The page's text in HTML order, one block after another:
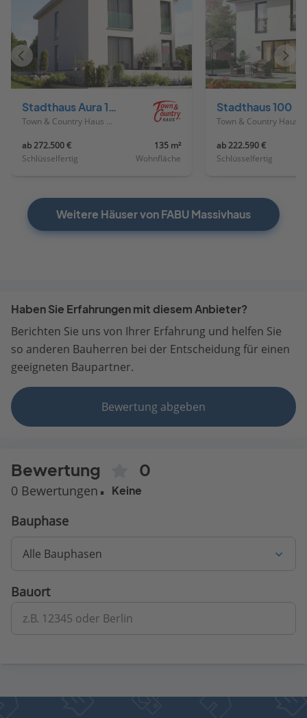
Stadthaus Aura 136
Town & Country Haus Deutschland
ab 272.500 €
Schlüsselfertig
135 m²
Wohnfläche
Stadthaus 100
ab 222.590 €
Schlüsselfertig
Vorheriges
Haus
Haus
Weitere Häuser von FABU Massivhaus
Haben Sie Erfahrungen mit diesem Anbieter?
Berichten Sie uns von Ihrer Erfahrung und helfen Sie
so anderen Bauherren bei der Entscheidung für einen
geeigneten Baupartner.
Bewertung abgeben
Bewertung 0
0 Bewertungen Keine
Bauphase
Alle Bauphasen
Bauort
z.B. 12345 oder Berlin